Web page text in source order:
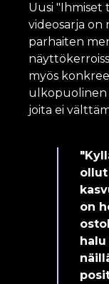
Uusi "Ihmiset
videosarja on
parhaiten
myös
ulkopuolinen
joita ei
ollut
on